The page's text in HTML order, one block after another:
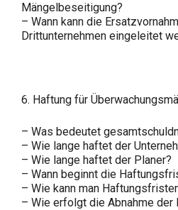
Mängelbeseitigung?
– Wann kann die
Drittunternehmen eingeleitet
6. Haftung für
– Was bedeutet
– Wie lange haftet der
– Wie lange haftet der Planer?
– Wann beginnt die
– Wie kann man
– Wie erfolgt die Abnahme der